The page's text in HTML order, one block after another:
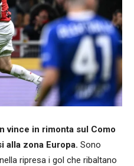
vince in rimonta sul Como
alla zona Europa. Sono
ripresa i gol che ribaltano